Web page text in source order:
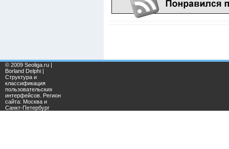
© 2009 Seoliga.ru |
Borland Delphi |
Структура и
классификация
пользовательских
интерфейсов. Регион
сайта: Москва и
Санкт-Петербург